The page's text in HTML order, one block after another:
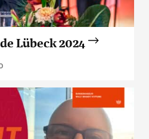
Lübeck 2024